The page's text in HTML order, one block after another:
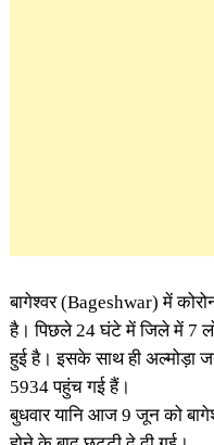
बागेश्वर (Bageshwar) में
है। पिछले 24 घंटे में जिले में 7
हुई है। इसके साथ ही अल्मोड़ा
5934 पहुंच गई हैं।
बुधवार यानि आज 9 जून को